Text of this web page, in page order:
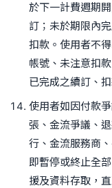
於下一計費週期
訂；未於期限內
扣款。使用者不
帳號、未注意扣
已完成之續訂、
使用者如因付款
張、金流爭議、
行、金流服務商
即暫停或終止全
援及資料存取，